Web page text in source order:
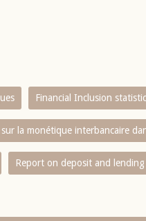
Financial Inclusion
la monétique interbancaire
Report on deposit and lending